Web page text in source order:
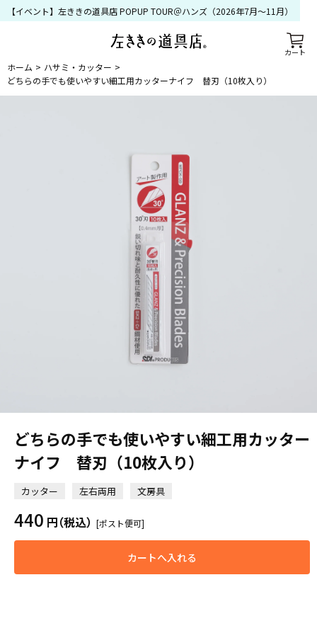
カート
【イベント】左ききの道具店 POPUP TOUR＠ハンズ（2026年7月〜11月）
ホーム
ハサミ・カッター
どちらの手でも使いやすい細工用カッターナイフ 替刃（10枚入り）
どちらの手でも使いやすい細工用カッター
ナイフ 替刃（10枚入り）
カッター 左右両用 文房具
440 円（税込）[ポスト便可]
カートへ入れる